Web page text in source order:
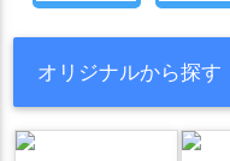
オリジナルから探す